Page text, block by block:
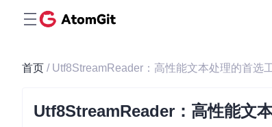
首页 / Utf8StreamReader：高性能文本处理的首选
Utf8StreamReader：高性能文